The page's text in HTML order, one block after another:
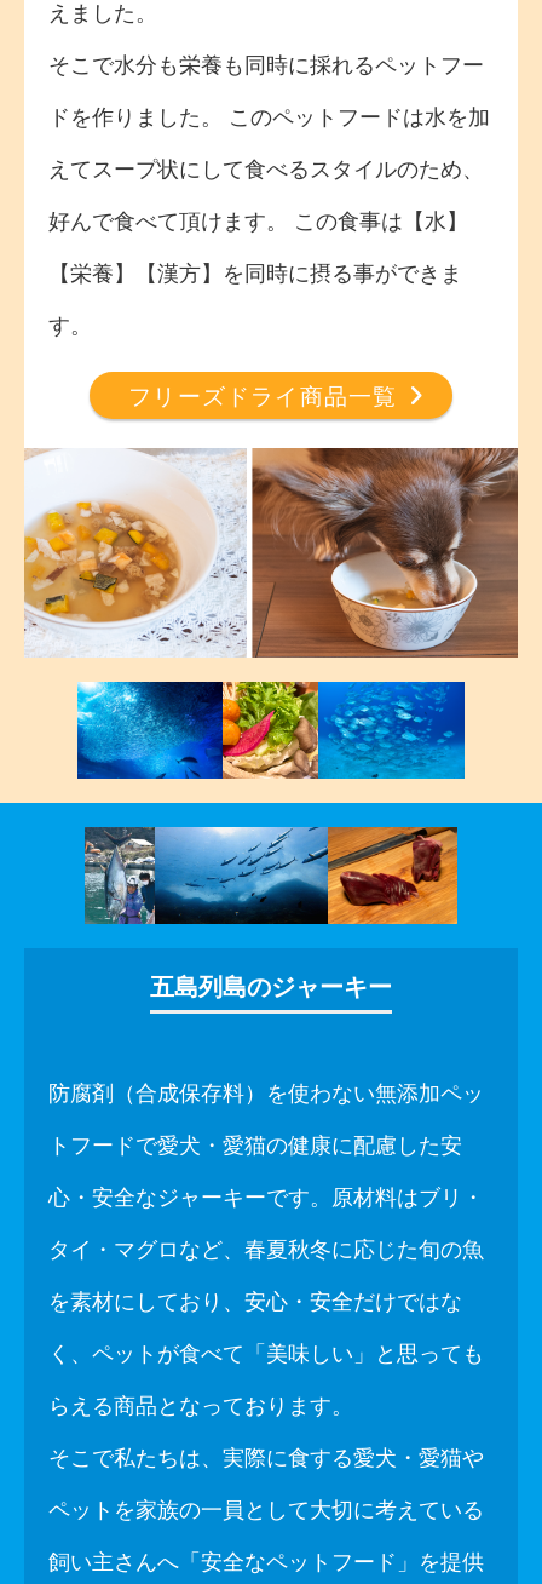
えました。
そこで水分も栄養も同時に採れるペットフー
ドを作りました。 このペットフードは水を加
えてスープ状にして食べるスタイルのため、
好んで食べて頂けます。 この食事は【水】
【栄養】【漢方】を同時に摂る事ができま
す。
フリーズドライ商品一覧
五島列島のジャーキー
防腐剤（合成保存料）を使わない無添加ペッ
トフードで愛犬・愛猫の健康に配慮した安
心・安全なジャーキーです。原材料はブリ・
タイ・マグロなど、春夏秋冬に応じた旬の魚
を素材にしており、安心・安全だけではな
く、ペットが食べて「美味しい」と思っても
らえる商品となっております。
そこで私たちは、実際に食する愛犬・愛猫や
ペットを家族の一員として大切に考えている
飼い主さんへ「安全なペットフード」を提供